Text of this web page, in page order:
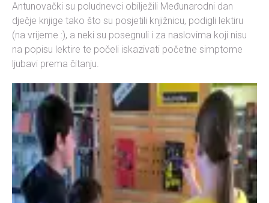
Antunovački su poludnevci obilježili Međunarodni dan
dječje knjige tako što su posjetili knjižnicu, podigli lektiru
(na vrijeme :), a neki su posegnuli i za naslovima koji nisu
na popisu lektire te počeli iskazivati početne simptome
ljubavi prema čitanju.